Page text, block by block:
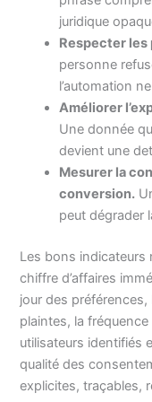
juridique
Respecter
personne
l’automation
Améliorer
Une donnée
devient une
Mesurer la
conversion.
peut dégrader
Les bons indicateurs
chiffre d’affaires
jour des
plaintes, la
utilisateurs identifiés
qualité des
explicites, traçables,